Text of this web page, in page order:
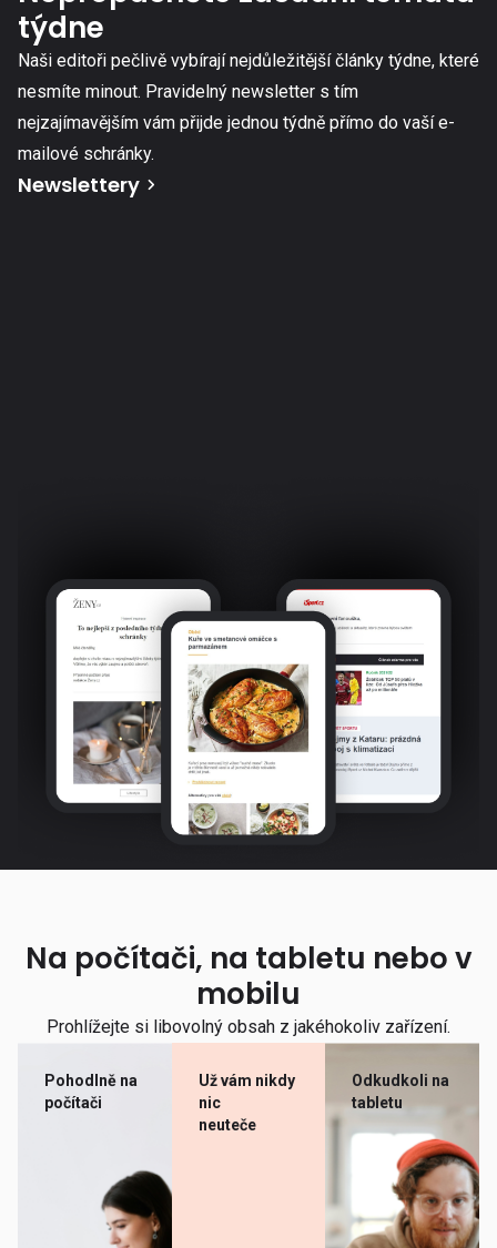
týdne
Naši editoři pečlivě vybírají nejdůležitější články týdne, které
nesmíte minout. Pravidelný newsletter s tím
nejzajímavějším vám přijde jednou týdně přímo do vaší e-
mailové schránky.
Newslettery
Na počítači, na tabletu nebo v
mobilu
Prohlížejte si libovolný obsah z jakéhokoliv zařízení.
Pohodlně na
počítači
Už vám nikdy
nic
neuteče
Odkudkoli na
tabletu